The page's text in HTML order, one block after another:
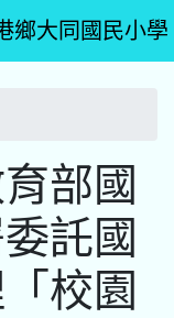
鄉大同國民小學
部國
託國
校園